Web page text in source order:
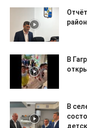
В
В